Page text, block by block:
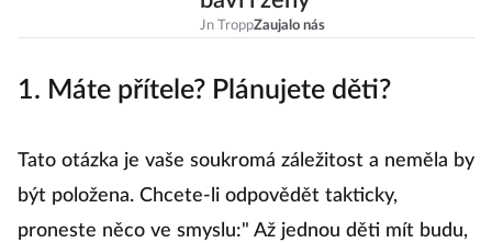
Jn TroppZaujalo nás
1. Máte přítele? Plánujete děti?
Tato otázka je vaše soukromá záležitost a neměla by
být položena. Chcete-li odpovědět takticky,
proneste něco ve smyslu:" Až jednou děti mít budu,